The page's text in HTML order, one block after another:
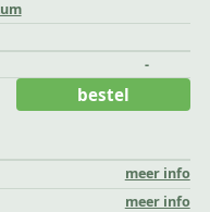
-
meer info
meer info
bestel